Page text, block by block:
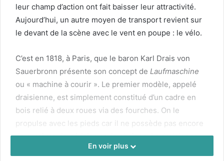
leur champ d’action ont fait baiss­er leur attrac­tiv­ité.
Aujourd’hui, un autre moyen de trans­port revient sur
le devant de la scène avec le vent en poupe : le vélo.
C’est en 1818, à Paris, que le baron Karl Drais von
Sauer­bronn présente son con­cept de Lauf­mas­chine
ou « machine à courir ». Le pre­mier mod­èle, appelé
draisi­enne, est sim­ple­ment con­sti­tué d’un cadre en
bois relié à deux roues via des fourch­es. On le
propulse avec les pieds car il ne pos­sède pas encore
de sys­tème de pédales et de chaînes. La draisi­enne
con­naît un impor­tant suc­cès en France et au Roy­
En voir plus